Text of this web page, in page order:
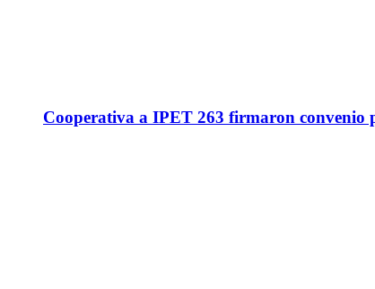
Cooperativa a IPET 263 firmaron convenio